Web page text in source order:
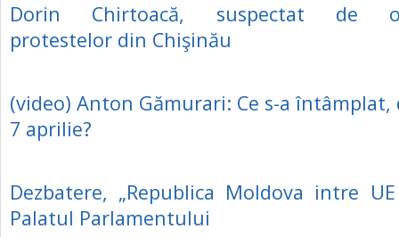
Dorin Chirtoacă, suspectat de
protestelor din Chişinău
(video) Anton Gămurari: Ce s-a întâmplat,
7 aprilie?
Dezbatere, „Republica Moldova intre
Palatul Parlamentului